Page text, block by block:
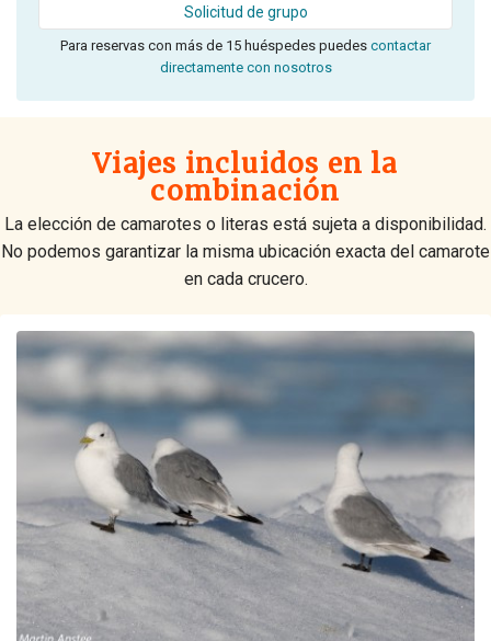
Solicitud de grupo
Para reservas con más de 15 huéspedes puedes contactar
directamente con nosotros
Viajes incluidos en la
combinación
La elección de camarotes o literas está sujeta a disponibilidad.
No podemos garantizar la misma ubicación exacta del camarote
en cada crucero.